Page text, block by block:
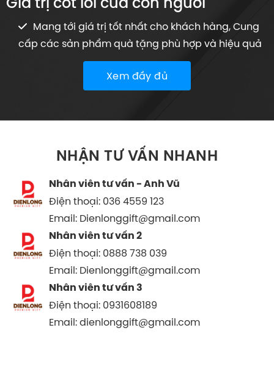
Mang tới giá trị tốt nhất cho khách hàng, Cung
cấp các sản phẩm quà tặng phù hợp và hiệu quả
Xem đầy đủ
NHẬN TƯ VẤN NHANH
Nhân viên tư vấn - Anh Vũ
Điện thoại: 036 4559 123
Email: Dienlonggift@gmail.com
Nhân viên tư vấn 2
Điện thoại: 0888 738 039
Email: Dienlonggift@gmail.com
Nhân viên tư vấn 3
Điện thoại: 0931608189
Email: dienlonggift@gmail.com